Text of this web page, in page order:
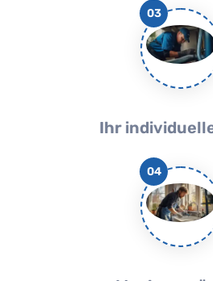
03
Ihr
04